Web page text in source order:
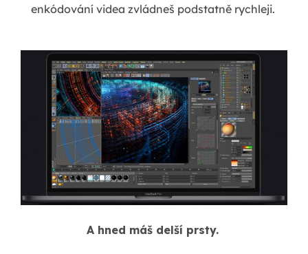
enkódování videa zvládneš podstatně rychleji.
A hned máš delší prsty.